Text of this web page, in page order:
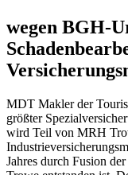
wegen BGH-
MDT Makler der
größter
wird Teil von MRH
Jahres durch Fusion